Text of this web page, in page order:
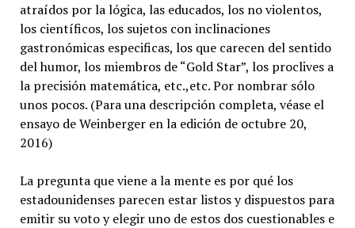
atraídos por la lógica, las educados, los no violentos,
los científicos, los sujetos con inclinaciones
gastronómicas especificas, los que carecen del sentido
del humor, los miembros de “Gold Star”, los proclives a
la precisión matemática, etc.,etc. Por nombrar sólo
unos pocos. (Para una descripción completa, véase el
ensayo de Weinberger en la edición de octubre 20,
2016)
La pregunta que viene a la mente es por qué los
estadounidenses parecen estar listos y dispuestos para
emitir su voto y elegir uno de estos dos cuestionables e